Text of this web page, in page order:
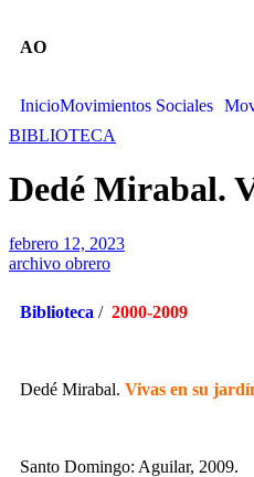
AO
InicioMovimientos Sociales
BIBLIOTECA
Dedé Mirabal.
febrero 12, 2023
archivo obrero
Biblioteca / 2000-2009
Dedé Mirabal. Vivas en su
Santo Domingo: Aguilar, 2009.